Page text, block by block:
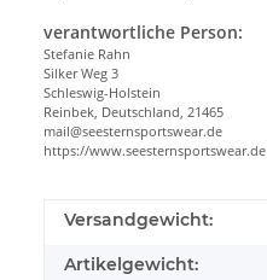
verantwortliche Person:
Stefanie Rahn
Silker Weg 3
Schleswig-Holstein
Reinbek, Deutschland, 21465
mail@seesternsportswear.de
https://www.seesternsportswear.de
Versandgewicht:
Artikelgewicht: